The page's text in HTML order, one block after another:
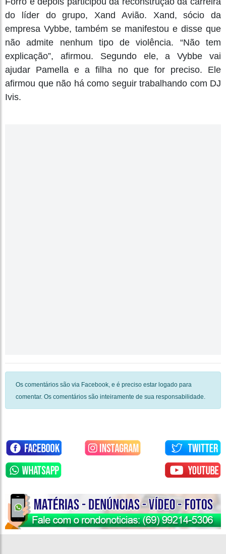
do líder do grupo, Xand Avião. Xand, sócio da
empresa Vybbe, também se manifestou e disse que
não admite nenhum tipo de violência. “Não tem
explicação”, afirmou. Segundo ele, a Vybbe vai
ajudar Pamella e a filha no que for preciso. Ele
afirmou que não há como seguir trabalhando com DJ
Ivis.
Os comentários são via Facebook, e é preciso estar logado para
comentar. Os comentários são inteiramente de sua responsabilidade.